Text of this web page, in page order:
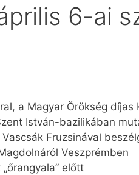
6-ai
a Magyar Örökség
István-bazilikában
Fruzsinával
Veszprémben
előtt